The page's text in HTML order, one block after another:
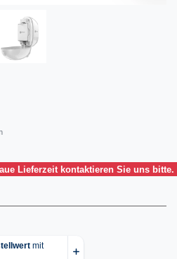
Lieferzeit kontaktieren Sie uns bitte.